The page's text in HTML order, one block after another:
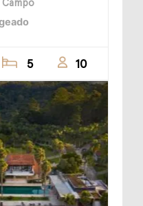
Campo
5 10